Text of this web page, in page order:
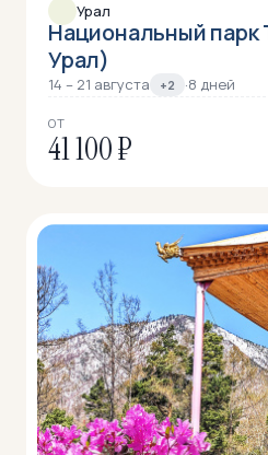
Урал
Национальный
Урал)
14 – 21 августа +2 ·8 дней
ОТ
41 100 ₽